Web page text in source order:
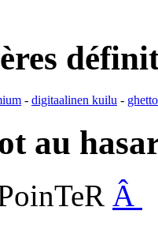
- digitaalinen kuilu -
au
Â